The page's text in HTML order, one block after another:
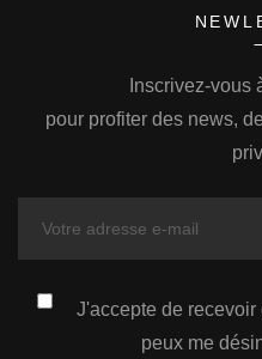
Inscrivez-vous
pour profiter des news,
J'accepte de
peux me